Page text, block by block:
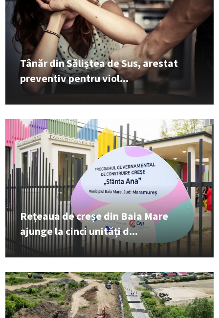
Tânăr din Săliștea de Sus, arestat
preventiv pentru viol...
Rețeaua de creșe din Baia Mare
ajunge la cinci unități d...